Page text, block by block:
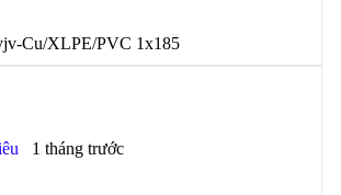
Cu/XLPE/PVC 1x185
1 tháng trước